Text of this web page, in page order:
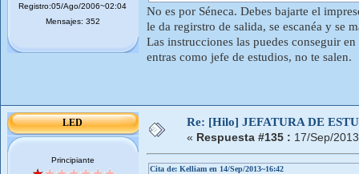
Registro:05/Ago/2006~02:04
Mensajes: 352
No es por Séneca. Debes bajarte el
le da regirstro de salida, se escanéa y se
Las instrucciones las puedes conseguir
entras como jefe de estudios, no te salen.
LED
Principiante
Re: [Hilo] JEFATURA DE
« Respuesta #135 : 17/Sep/
Cita de: Kelliam en 14/Sep/2013~16:42